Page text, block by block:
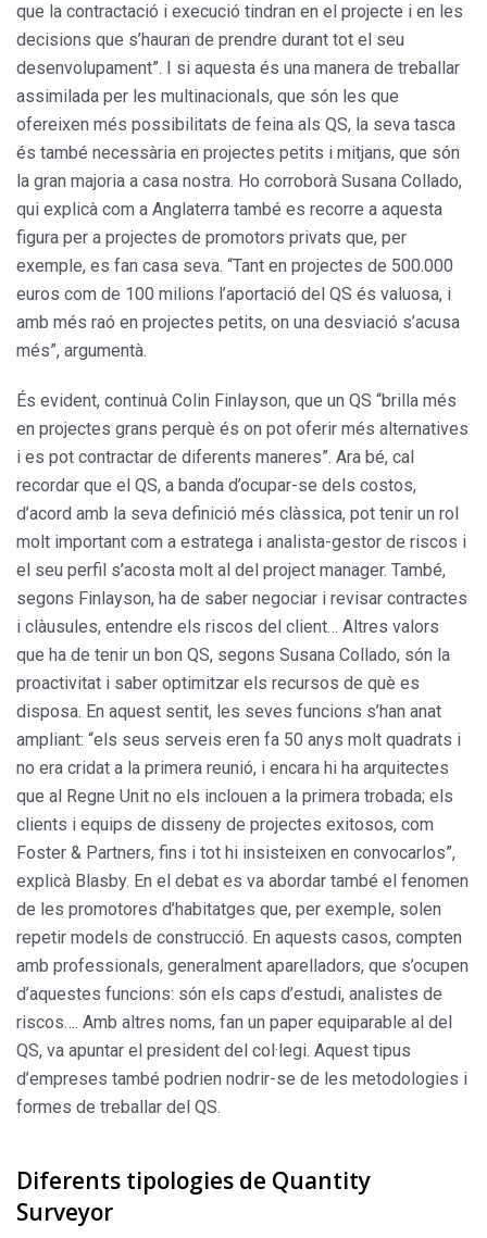
que la contractació i execució tindran en el projecte i en les
decisions que s’hauran de prendre durant tot el seu
desenvolupament”. I si aquesta és una manera de treballar
assimilada per les multinacionals, que són les que
ofereixen més possibilitats de feina als QS, la seva tasca
és també necessària en projectes petits i mitjans, que són
la gran majoria a casa nostra. Ho corroborà Susana Collado,
qui explicà com a Anglaterra també es recorre a aquesta
figura per a projectes de promotors privats que, per
exemple, es fan casa seva. “Tant en projectes de 500.000
euros com de 100 milions l’aportació del QS és valuosa, i
amb més raó en projectes petits, on una desviació s’acusa
més”, argumentà.
És evident, continuà Colin Finlayson, que un QS “brilla més
en projectes grans perquè és on pot oferir més alternatives
i es pot contractar de diferents maneres”. Ara bé, cal
recordar que el QS, a banda d’ocupar-se dels costos,
d’acord amb la seva definició més clàssica, pot tenir un rol
molt important com a estratega i analista-gestor de riscos i
el seu perfil s’acosta molt al del project manager. També,
segons Finlayson, ha de saber negociar i revisar contractes
i clàusules, entendre els riscos del client… Altres valors
que ha de tenir un bon QS, segons Susana Collado, són la
proactivitat i saber optimitzar els recursos de què es
disposa. En aquest sentit, les seves funcions s’han anat
ampliant: “els seus serveis eren fa 50 anys molt quadrats i
no era cridat a la primera reunió, i encara hi ha arquitectes
que al Regne Unit no els inclouen a la primera trobada; els
clients i equips de disseny de projectes exitosos, com
Foster & Partners, fins i tot hi insisteixen en convocarlos”,
explicà Blasby. En el debat es va abordar també el fenomen
de les promotores d’habitatges que, per exemple, solen
repetir models de construcció. En aquests casos, compten
amb professionals, generalment aparelladors, que s’ocupen
d’aquestes funcions: són els caps d’estudi, analistes de
riscos…. Amb altres noms, fan un paper equiparable al del
QS, va apuntar el president del col·legi. Aquest tipus
d’empreses també podrien nodrir-se de les metodologies i
formes de treballar del QS.
Diferents tipologies de Quantity
Surveyor